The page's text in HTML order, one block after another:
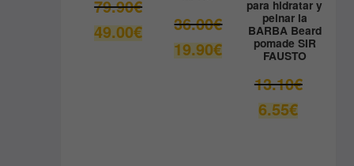
79.90€
original
49.00€El
precio
36.00€El
precio
original
36.00€.
19.90€El
precio
19.90€.
para hidratar y
peinar la
BARBA Beard
pomade SIR
FAUSTO
13.10€El
6.55€El
precio